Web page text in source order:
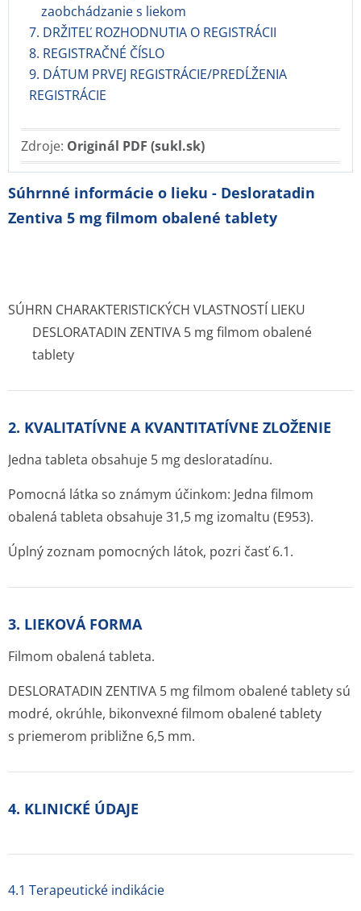
zaobchádzanie s liekom
7. DRŽITEĽ ROZHODNUTIA O REGISTRÁCII
8. REGISTRAČNÉ ČÍSLO
9. DÁTUM PRVEJ REGISTRÁCIE/PREDĹŽENIA
REGISTRÁCIE
Zdroje: Originál PDF (sukl.sk)
Súhrnné informácie o lieku - Desloratadin
Zentiva 5 mg filmom obalené tablety
SÚHRN CHARAKTERISTICKÝCH VLASTNOSTÍ LIEKU
DESLORATADIN ZENTIVA 5 mg filmom obalené
tablety
2. KVALITATÍVNE A KVANTITATÍVNE ZLOŽENIE
Jedna tableta obsahuje 5 mg desloratadínu.
Pomocná látka so známym účinkom: Jedna filmom
obalená tableta obsahuje 31,5 mg izomaltu (E953).
Úplný zoznam pomocných látok, pozri časť 6.1.
3. LIEKOVÁ FORMA
Filmom obalená tableta.
DESLORATADIN ZENTIVA 5 mg filmom obalené tablety sú
modré, okrúhle, bikonvexné filmom obalené tablety
s priemerom približne 6,5 mm.
4. KLINICKÉ ÚDAJE
4.1 Terapeutické indikácie